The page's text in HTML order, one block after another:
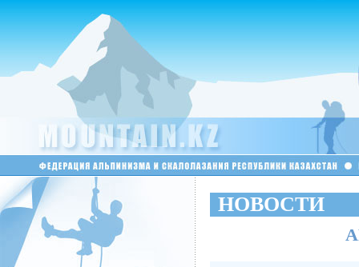
НОВОСТИ